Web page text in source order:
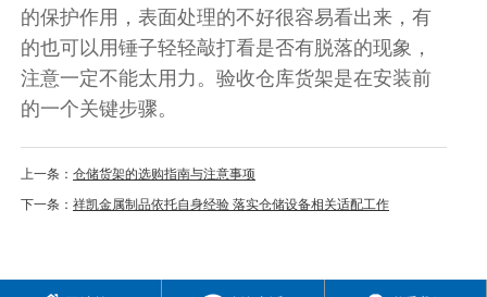
的保护作用，表面处理的不好很容易看出来，有
的也可以用锤子轻轻敲打看是否有脱落的现象，
注意一定不能太用力。验收仓库货架是在安装前
的一个关键步骤。
上一条： 仓储货架的选购指南与注意事项
下一条： 祥凯金属制品依托自身经验 落实仓储设备相关适配工作